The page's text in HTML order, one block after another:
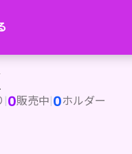
、22時から ふわ
|0販売中|0ホルダー